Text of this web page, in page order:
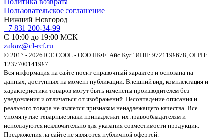
Политика возврата
Пользовательское соглашение
Нижний Новгород
+7 831 200-34-99
С 10:00 до 19:00 МСК
zakaz@cl-ref.ru
© 2017 - 2026 ICE COOL - ООО ПКФ "Айс Кул" ИНН: 9721199678, ОГРН:
1237700141997
Вся информация на сайте носит справочный характер и основана на
данных, доступных на момент публикации. Внешний вид, комплектация и
характеристики товаров могут быть изменены производителем без
уведомления и отличаться от изображений. Несовпадение описания и
реального товара не является признаком ненадлежащего качества. Все
упомянутые товарные знаки принадлежат их правообладателям и
используются исключительно для указания совместимости продукции.
Предложения на сайте не являются публичной офертой.